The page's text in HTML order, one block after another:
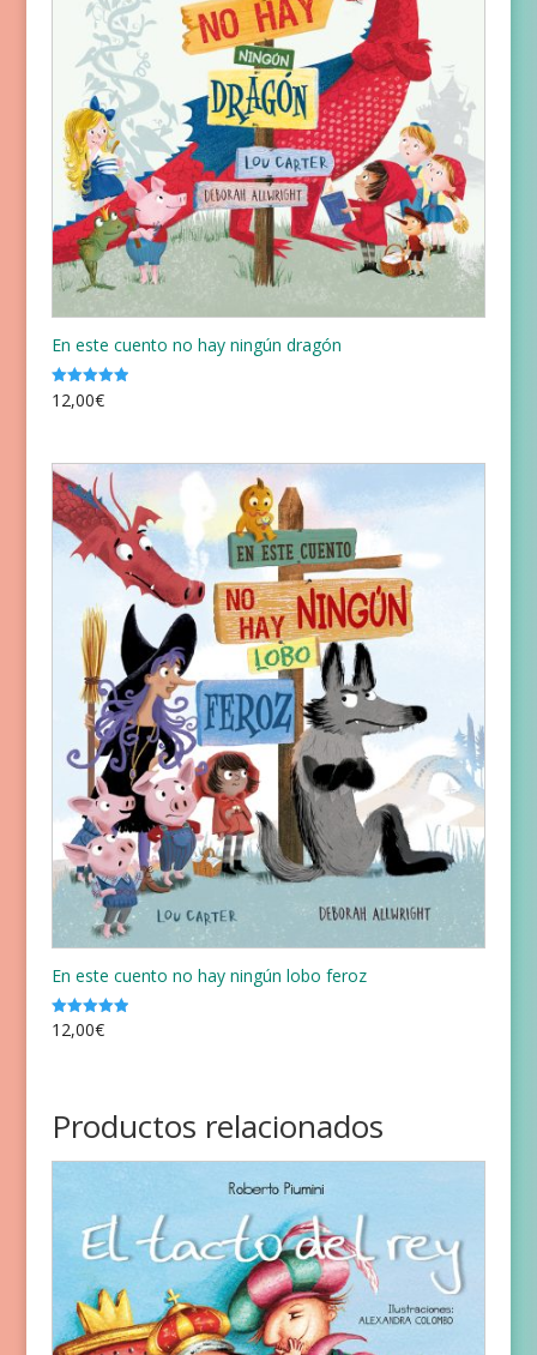
En este cuento no hay ningún dragón
Valorado
con
12,00€
En este cuento no hay ningún lobo feroz
Valorado
con
12,00€
Productos relacionados